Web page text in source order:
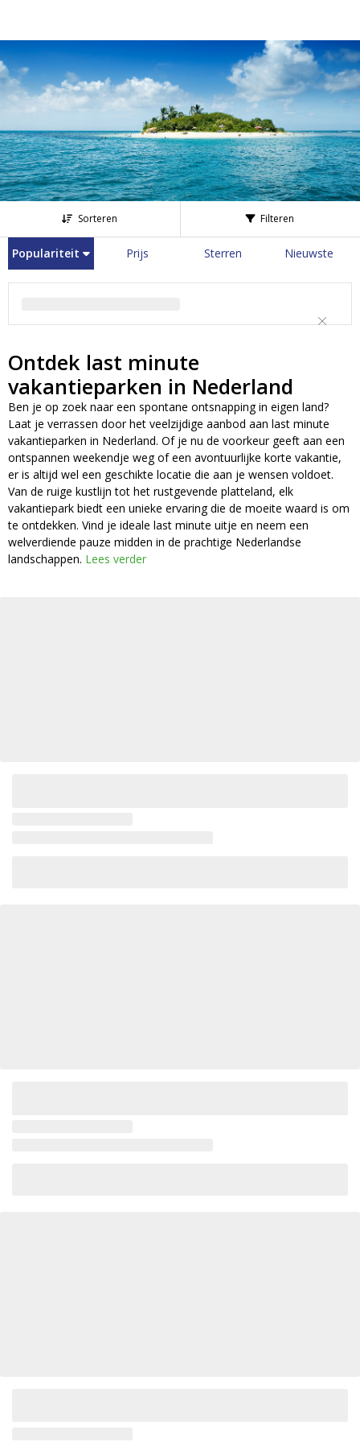
Sorteren Filteren
Populariteit Prijs Sterren Nieuwste
Ontdek last minute
vakantieparken in Nederland
Ben je op zoek naar een spontane ontsnapping in eigen land?
Laat je verrassen door het veelzijdige aanbod aan last minute
vakantieparken in Nederland. Of je nu de voorkeur geeft aan een
ontspannen weekendje weg of een avontuurlijke korte vakantie,
er is altijd wel een geschikte locatie die aan je wensen voldoet.
Van de ruige kustlijn tot het rustgevende platteland, elk
vakantiepark biedt een unieke ervaring die de moeite waard is om
te ontdekken. Vind je ideale last minute uitje en neem een
welverdiende pauze midden in de prachtige Nederlandse
landschappen. Lees verder